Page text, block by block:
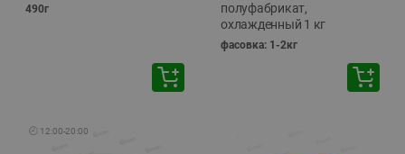
490г
полуфабрикат,
охлажденный 1 кг
фасовка: 1-2кг
🕘 12:00-20:00